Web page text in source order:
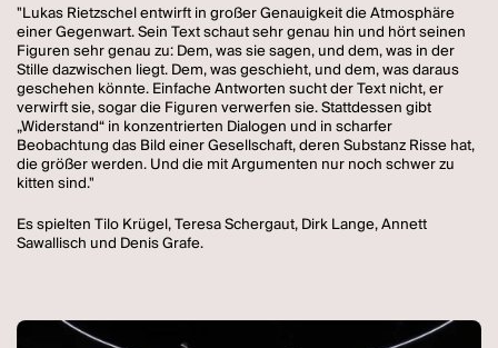
"Lukas Rietzschel entwirft in großer Genauigkeit die Atmosphäre
einer Gegenwart. Sein Text schaut sehr genau hin und hört seinen
Figuren sehr genau zu: Dem, was sie sagen, und dem, was in der
Stille dazwischen liegt. Dem, was geschieht, und dem, was daraus
geschehen könnte. Einfache Antworten sucht der Text nicht, er
verwirft sie, sogar die Figuren verwerfen sie. Stattdessen gibt
„Widerstand“ in konzentrierten Dialogen und in scharfer
Beobachtung das Bild einer Gesellschaft, deren Substanz Risse hat,
die größer werden. Und die mit Argumenten nur noch schwer zu
kitten sind."
Es spielten Tilo Krügel, Teresa Schergaut, Dirk Lange, Annett
Sawallisch und Denis Grafe.